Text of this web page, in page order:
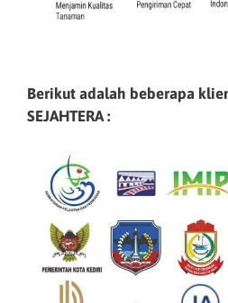
Berikut adalah beberapa
SEJAHTERA :